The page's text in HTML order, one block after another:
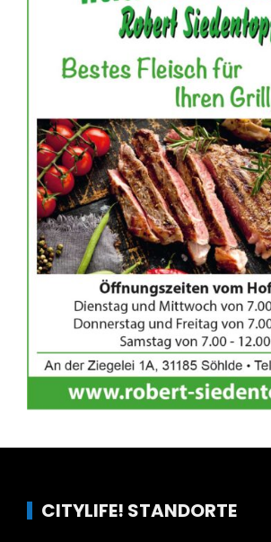
CITYLIFE! STANDORTE